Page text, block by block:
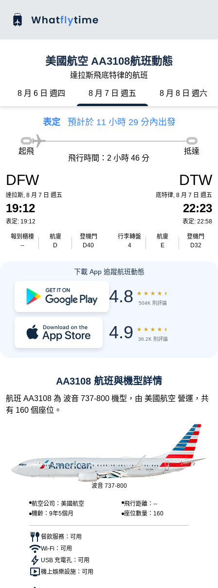
美國航空 AA3108航班動態
達拉斯飛底特律的航班
8 月 6 日 週四 8 月 7 日 週五 8 月 8 日 週六
表定 預計於 11 小時 29 分內出發
DFW
達拉斯, 8 月 7 日 週五
19:12
表定: 19:12
報到櫃檯
--
航廈
D
登機門
D40
起飛
飛行時間：2 小時 46 分
抵達
DTW
底特律, 8 月 7 日 週五
22:23
表定: 22:58
行李轉盤
4
航廈
E
登機門
D32
下載 App 追蹤航班動態
4.8 ★ ★ ★ ★ ★
504K 則評論
4.9 ★ ★ ★ ★ ★
36.2K 則評論
AA3108 航班與機型詳情
航班 AA3108 為 波音 737-800 機型，由 美國航空 營運，共
有 160 個座位。
波音 737-800
航空公司：美國航空
飛行距離：--
機齡：9年5個月
座位數量：160
餐飲服務：可用
Wi-Fi：可用
USB 充電孔：可用
機上娛樂設施：可用